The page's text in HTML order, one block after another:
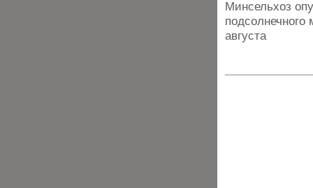
Минсельхоз
августа